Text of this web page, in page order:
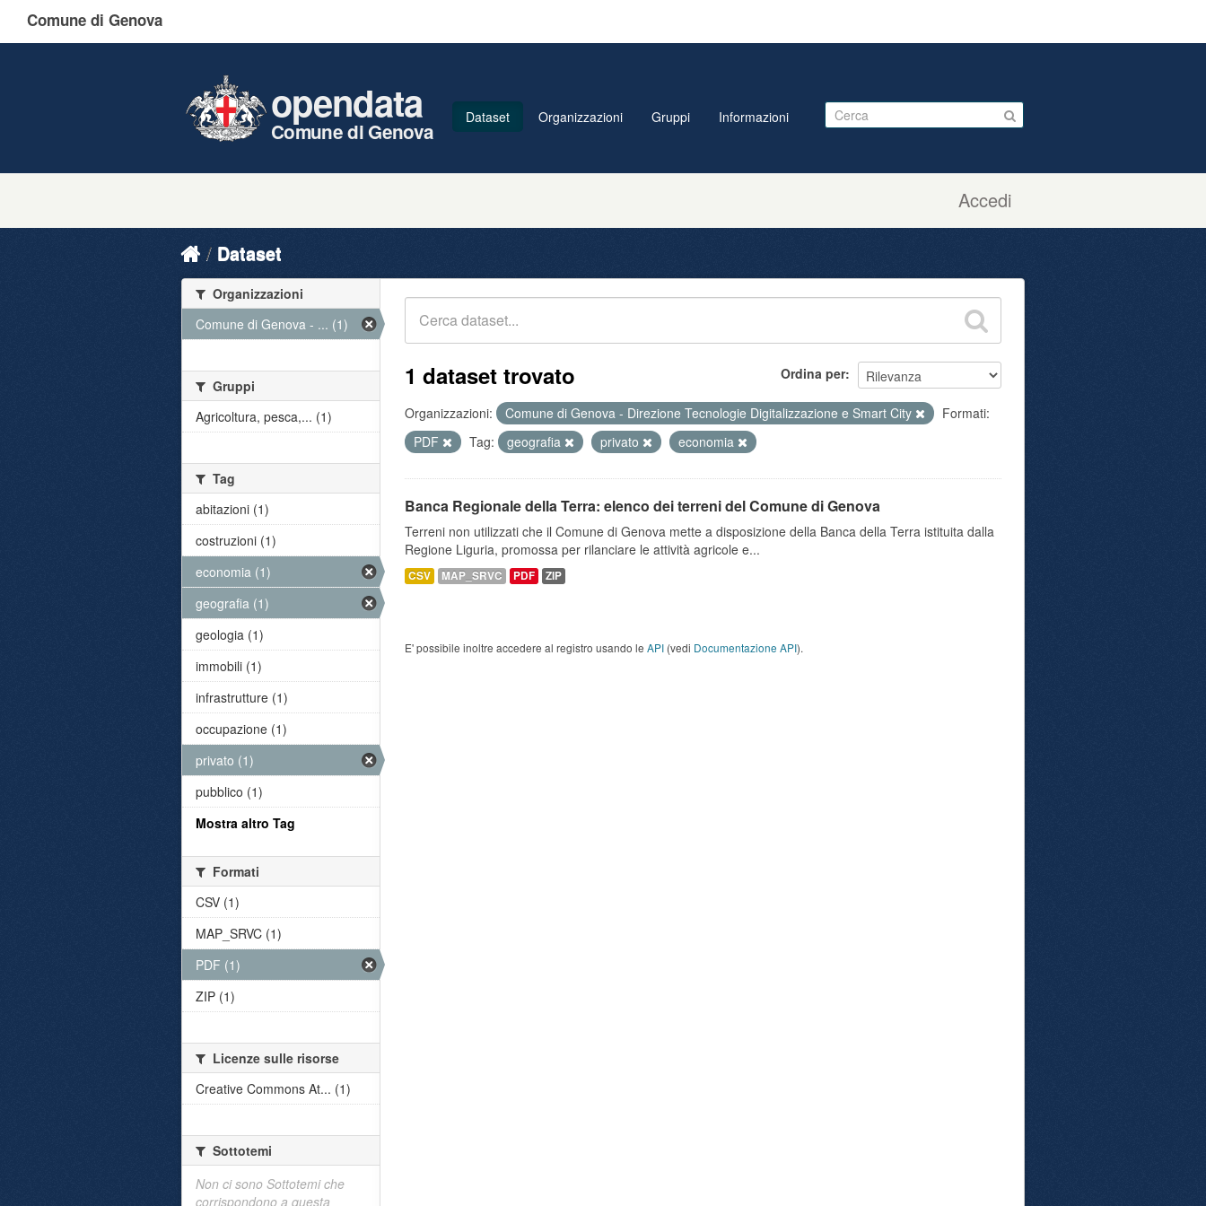
Comune di Genova
Accedi
opendata
Comune di Genova
Dataset Organizzazioni Gruppi Informazioni
Dataset
Ordina per
1 dataset trovato
Organizzazioni: Comune di Genova - Direzione Tecnologie Digitalizzazione e Smart City
Formati:
PDF
Tag: geografia privato economia
Banca Regionale della Terra: elenco dei terreni del Comune di Genova
Terreni non utilizzati che il Comune di Genova mette a disposizione della Banca della Terra istituita dalla
Regione Liguria, promossa per rilanciare le attività agricole e...
CSV MAP_SRVC PDF ZIP
E' possibile inoltre accedere al registro usando le API (vedi Documentazione API).
Organizzazioni
Comune di Genova - ... (1)
Gruppi
Agricoltura, pesca,... (1)
Tag
abitazioni (1)
costruzioni (1)
economia (1)
geografia (1)
geologia (1)
immobili (1)
infrastrutture (1)
occupazione (1)
privato (1)
pubblico (1)
Mostra altro Tag
Formati
CSV (1)
MAP_SRVC (1)
PDF (1)
ZIP (1)
Licenze sulle risorse
Creative Commons At... (1)
Sottotemi
Non ci sono Sottotemi che
corrispondono a questa